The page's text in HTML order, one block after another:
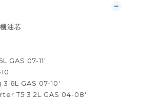
油芯
GAS 07-11'
GAS 07-10'
T5 3.2L GAS 04-08'